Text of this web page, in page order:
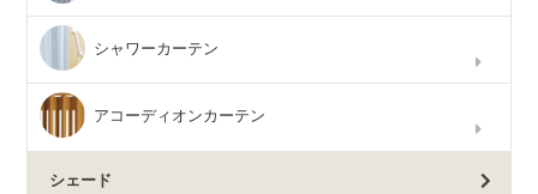
シャワーカーテン
アコーディオンカーテン
シェード